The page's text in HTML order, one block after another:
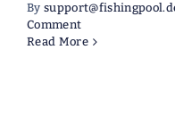
By
Comment
Read More